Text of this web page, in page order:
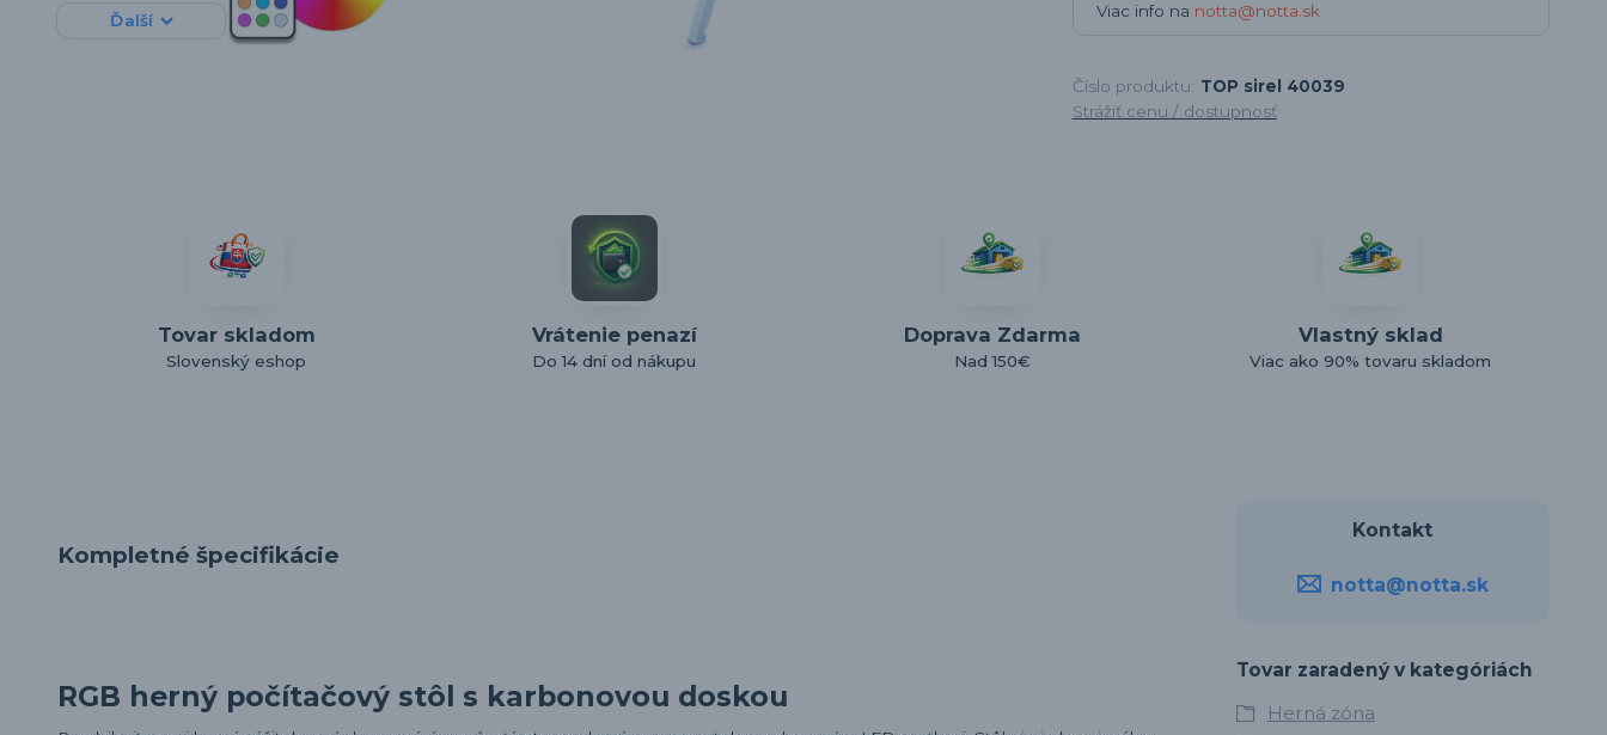
Ďalší
Viac info na notta@notta.sk
Číslo produktu: TOP sirel 40039
Strážiť cenu / dostupnosť
Tovar skladom
Slovenský eshop
Vrátenie penazí
Do 14 dní od nákupu
Doprava Zdarma
Nad 150€
Vlastný sklad
Viac ako 90% tovaru skladom
Kompletné špecifikácie
RGB herný počítačový stôl s karbonovou doskou
Kontakt
notta@notta.sk
Tovar zaradený v kategóriách
Herná zóna